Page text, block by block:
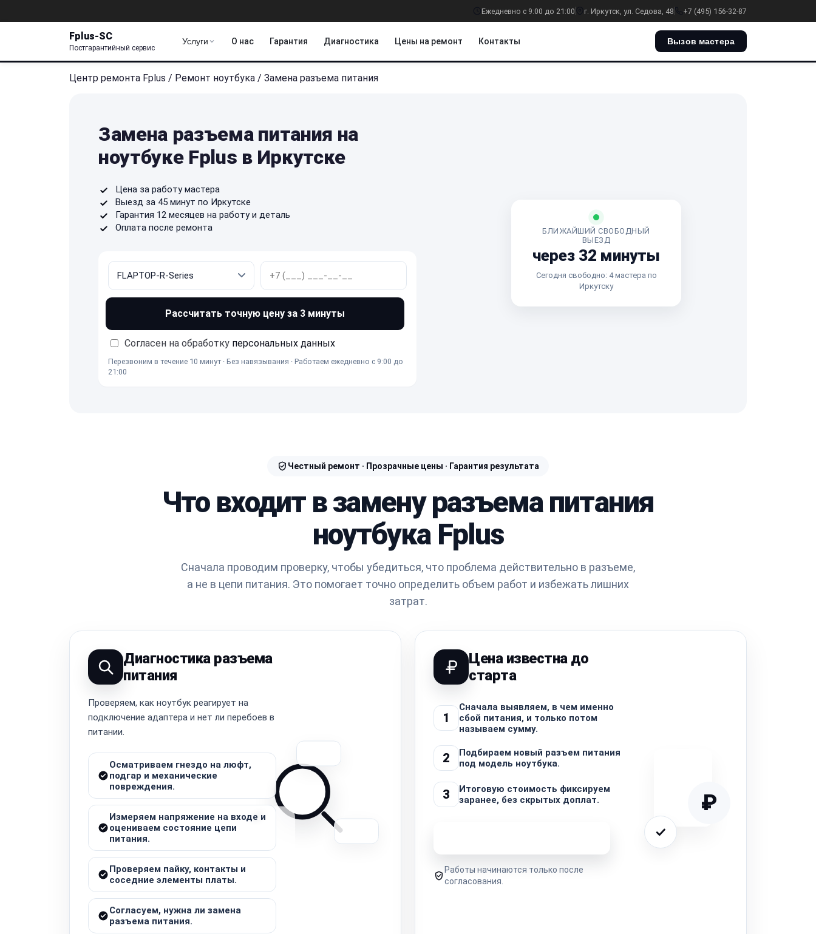
Ежедневно с 9:00 до 21:00 г. Иркутск, ул. Седова, 48 +7 (495) 156-32-87
Fplus-SC
Постгарантийный сервис
Услуги О нас Гарантия Диагностика Цены на ремонт Контакты Вызов мастера
Центр ремонта Fplus / Ремонт ноутбука / Замена разъема питания
Замена разъема питания на
ноутбуке Fplus в Иркутске
Цена за работу мастера
Выезд за 45 минут по Иркутске
Гарантия 12 месяцев на работу и деталь
Оплата после ремонта
Рассчитать точную цену за 3 минуты
Согласен на обработку персональных данных
Перезвоним в течение 10 минут · Без навязывания · Работаем ежедневно с 9:00 до
21:00
БЛИЖАЙШИЙ СВОБОДНЫЙ
ВЫЕЗД
через 32 минуты
Сегодня свободно: 4 мастера по
Иркутску
Честный ремонт · Прозрачные цены · Гарантия результата
Что входит в замену разъема питания
ноутбука Fplus
Сначала проводим проверку, чтобы убедиться, что проблема действительно в разъеме,
а не в цепи питания. Это помогает точно определить объем работ и избежать лишних
затрат.
Диагностика разъема
питания
Проверяем, как ноутбук реагирует на
подключение адаптера и нет ли перебоев в
питании.
Осматриваем гнездо на люфт,
подгар и механические
повреждения.
Измеряем напряжение на входе и
оцениваем состояние цепи
питания.
Проверяем пайку, контакты и
соседние элементы платы.
Согласуем, нужна ли замена
разъема питания.
Цена известна до
старта
1
Сначала выявляем, в чем именно
сбой питания, и только потом
называем сумму.
2
Подбираем новый разъем питания
под модель ноутбука.
3
Итоговую стоимость фиксируем
заранее, без скрытых доплат.
Работы начинаются только после
согласования.
₽